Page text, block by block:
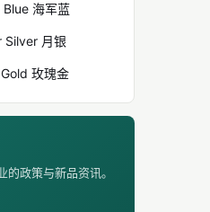
海军蓝
Silver 月银
玫瑰金
政策与新品资讯。